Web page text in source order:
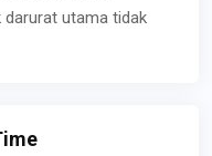
utama tidak